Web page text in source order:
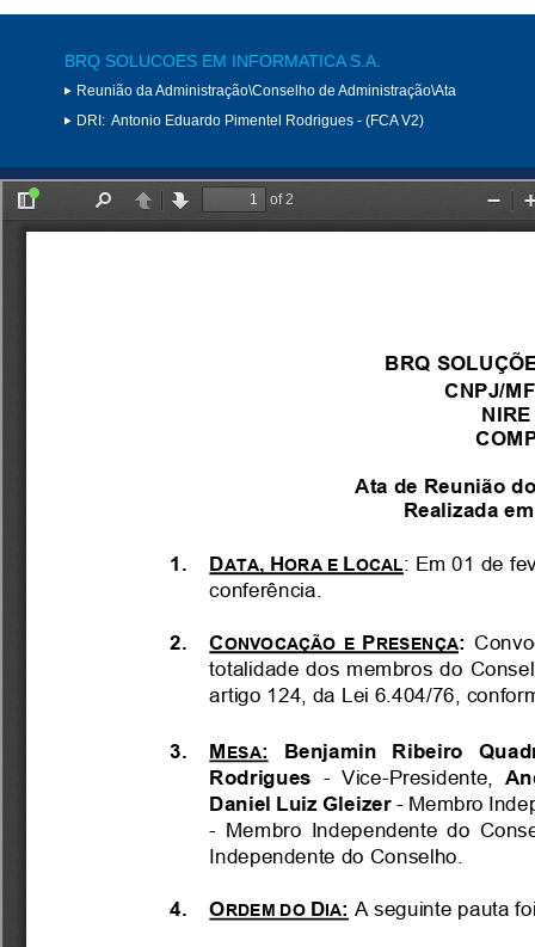
BRQ SOLUCOES EM INFORMATICA S.A.
Reunião da Administração\Conselho de Administração\Ata
DRI: Antonio Eduardo Pimentel Rodrigues - (FCA V2)